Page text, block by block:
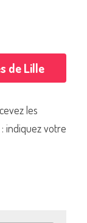
de Lille
les
indiquez votre